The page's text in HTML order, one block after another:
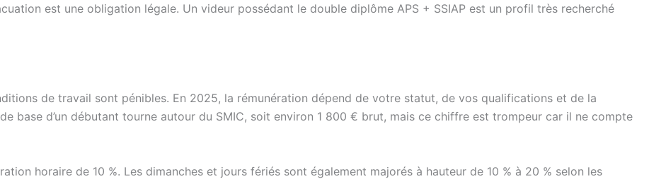
est une obligation légale. Un videur possédant le double diplôme APS + SSIAP est un profil très recherché
de travail sont pénibles. En 2025, la rémunération dépend de votre statut, de vos qualifications et de la
base d’un débutant tourne autour du SMIC, soit environ 1 800 € brut, mais ce chiffre est trompeur car il ne compte
horaire de 10 %. Les dimanches et jours fériés sont également majorés à hauteur de 10 % à 20 % selon les